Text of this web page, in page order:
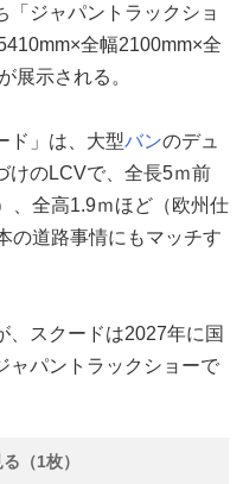
「ジャパントラックショ
全幅2100mm×全
展示される。
ド」は、大型バンのデュ
けのLCVで、全長5ｍ前
、全高1.9ｍほど（欧州仕
の道路事情にもマッチす
、スクードは2027年に国
ャパントラックショーで
（1枚）